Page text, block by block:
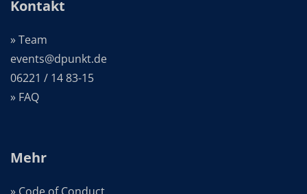
Kontakt
» Team
events@dpunkt.de
06221 / 14 83-15
» FAQ
Mehr